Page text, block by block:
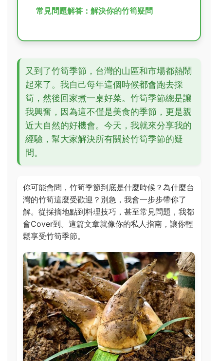
常見問題解答：解決你的竹筍疑問
又到了竹筍季節，台灣的山區和市場都熱鬧
起來了。我自己每年這個時候都會跑去採
筍，然後回家煮一桌好菜。竹筍季節總是讓
我興奮，因為這不僅是美食的季節，更是親
近大自然的好機會。今天，我就來分享我的
經驗，幫大家解決所有關於竹筍季節的疑
問。
你可能會問，竹筍季節到底是什麼時候？為什麼台
灣的竹筍這麼受歡迎？別急，我會一步步帶你了
解。從採摘地點到料理技巧，甚至常見問題，我都
會Cover到。這篇文章就像你的私人指南，讓你輕
鬆享受竹筍季節。